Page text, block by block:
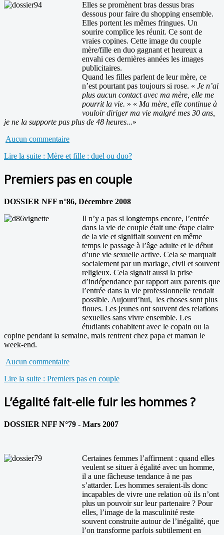
Elles se promènent bras dessus bras
dessous pour faire du shopping ensemble.
Elles portent les mêmes fringues. Un
sourire complice les réunit. Ce sont de
vraies copines. Cette image du couple
mère/fille en duo gagnant et heureux a
envahi ces dernières années les images
publicitaires.
Quand les filles parlent de leur mère, ce
n’est pourtant pas toujours si rose. « Je n’ai
plus aucun contact avec ma mère, elle me
pourrit la vie. » « Ma mère, elle continue à
vouloir diriger ma vie malgré mes 30 ans,
je ne la supporte pas plus de 48 heures...»
Aucun commentaire
Lire la suite : Mère et fille : duel ou duo?
Premiers pas en couple
DOSSIER NFF n°86, Décembre 2008
Il n’y a pas si longtemps encore, l’entrée
dans la vie de couple était une étape claire
de la vie et signifiait souvent en même
temps le passage à l’âge adulte et le début
d’une vie sexuelle active. Cela se marquait
socialement par un mariage, civil et souvent
religieux. Cela signait aussi la prise
d’indépendance par rapport aux parents que
l’entrée dans la vie professionnelle rendait
possible. Aujourd’hui, les choses sont plus
floues. Les jeunes ont souvent des relations
sexuelles sans vivre ensemble. Les
étudiants cohabitent avec le copain ou la
copine pendant la semaine, mais rentrent chez papa et maman le
week-end.
Aucun commentaire
Lire la suite : Premiers pas en couple
L’égalité fait-elle fuir les hommes ?
DOSSIER NFF N°79 - Mars 2007
Certaines femmes l’affirment : quand elles
veulent se situer à égalité avec un homme,
il a une fâcheuse tendance à ne pas
s’attarder. Les hommes seraient-ils donc
incapables de vivre une relation où ils n’ont
plus un pouvoir sur leur partenaire ? Pour
elles, l’image de la masculinité reste
souvent construite autour de l’inégalité, que
l’on transforme parfois subtilement en